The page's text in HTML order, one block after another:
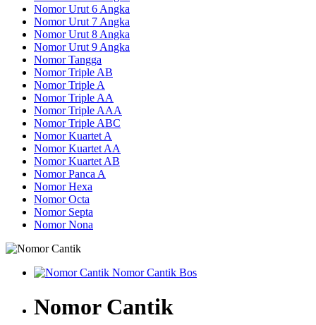
Nomor Urut 6 Angka
Nomor Urut 7 Angka
Nomor Urut 8 Angka
Nomor Urut 9 Angka
Nomor Tangga
Nomor Triple AB
Nomor Triple A
Nomor Triple AA
Nomor Triple AAA
Nomor Triple ABC
Nomor Kuartet A
Nomor Kuartet AA
Nomor Kuartet AB
Nomor Panca A
Nomor Hexa
Nomor Octa
Nomor Septa
Nomor Nona
Nomor Cantik